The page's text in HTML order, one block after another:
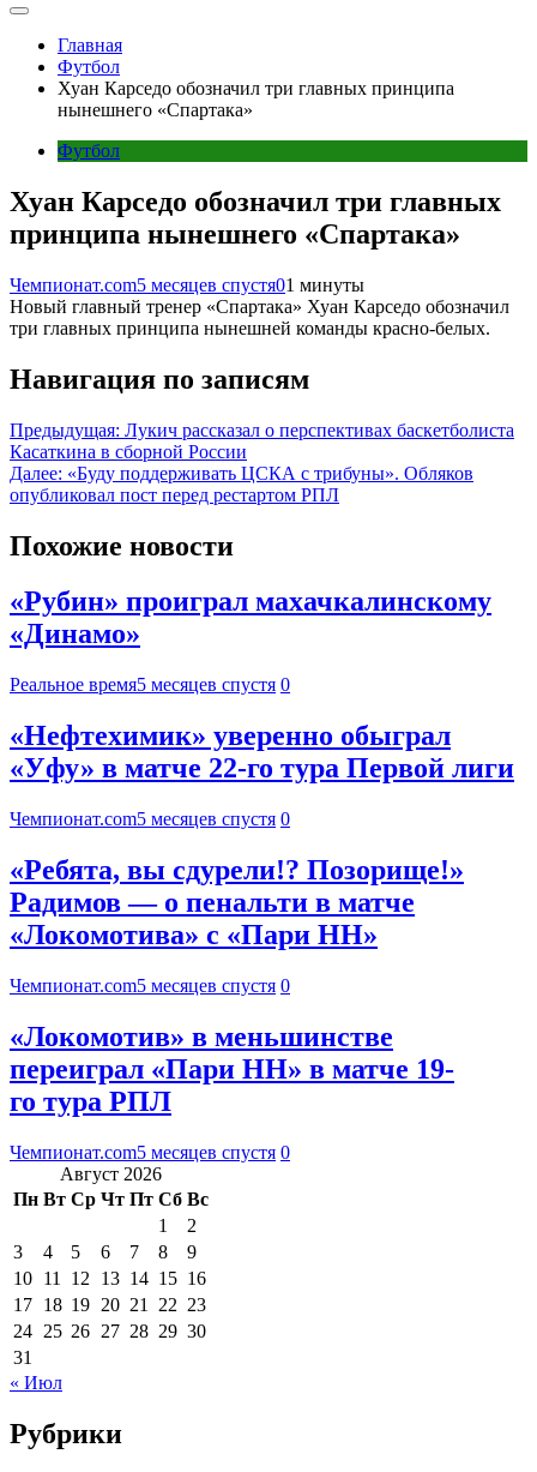
Главная
Футбол
Хуан Карседо обозначил три главных принципа
нынешнего «Спартака»
Футбол
Хуан Карседо обозначил три главных
принципа нынешнего «Спартака»
Чемпионат.com5 месяцев спустя01 минуты
Новый главный тренер «Спартака» Хуан Карседо обозначил
три главных принципа нынешней команды красно-белых.
Навигация по записям
Предыдущая: Лукич рассказал о перспективах баскетболиста
Касаткина в сборной России
Далее: «Буду поддерживать ЦСКА с трибуны». Обляков
опубликовал пост перед рестартом РПЛ
Похожие новости
«Рубин» проиграл махачкалинскому
«Динамо»
Реальное время5 месяцев спустя 0
«Нефтехимик» уверенно обыграл
«Уфу» в матче 22-го тура Первой лиги
Чемпионат.com5 месяцев спустя 0
«Ребята, вы сдурели!? Позорище!»
Радимов — о пенальти в матче
«Локомотива» с «Пари НН»
Чемпионат.com5 месяцев спустя 0
«Локомотив» в меньшинстве
переиграл «Пари НН» в матче 19-
го тура РПЛ
Чемпионат.com5 месяцев спустя 0
Август 2026
Пн Вт Ср Чт Пт Сб Вс
1
2
3
4 5 6 7 8
9
10 11 12 13 14 15 16
17 18 19 20 21 22 23
24 25 26 27 28 29 30
31
« Июл
Рубрики